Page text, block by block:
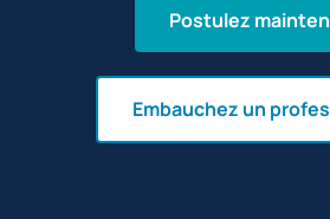
Postulez
Embauchez un